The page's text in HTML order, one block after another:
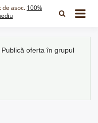
de asoc. 100%
oferta în grupul